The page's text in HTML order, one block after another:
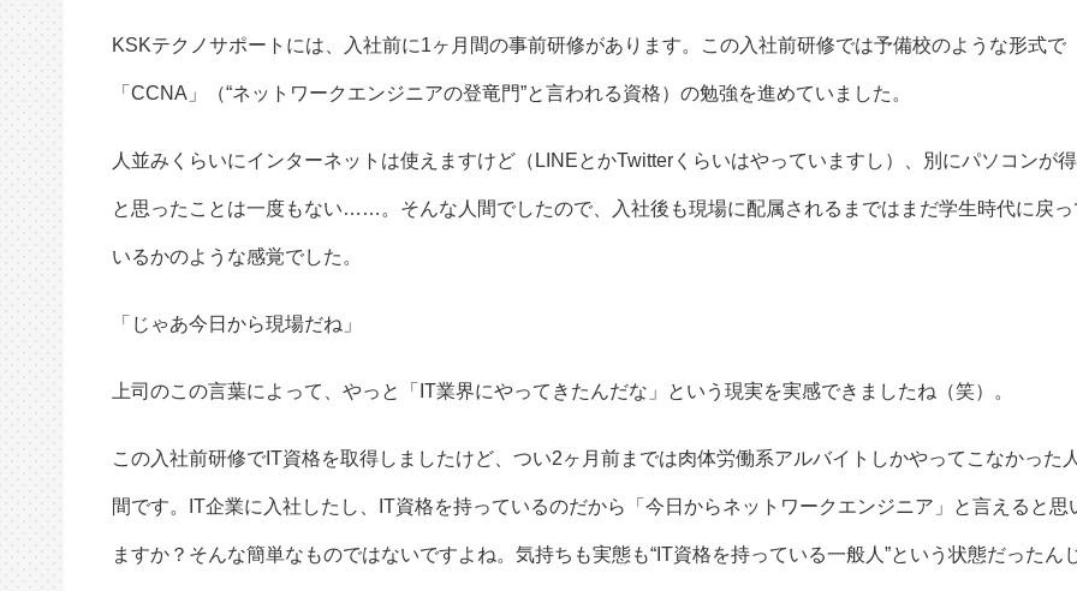
KSKテクノサポートには、入社前に1ヶ月間の事前研修があります。この入社前研修では予備校のような形式で
「CCNA」（“ネットワークエンジニアの登竜門”と言われる資格）の勉強を進めていました。
人並みくらいにインターネットは使えますけど（LINEとかTwitterくらいはやっていますし）、別にパソコンが
と思ったことは一度もない……。そんな人間でしたので、入社後も現場に配属されるまではまだ学生時代に戻っ
いるかのような感覚でした。
「じゃあ今日から現場だね」
上司のこの言葉によって、やっと「IT業界にやってきたんだな」という現実を実感できましたね（笑）。
この入社前研修でIT資格を取得しましたけど、つい2ヶ月前までは肉体労働系アルバイトしかやってこなかった
間です。IT企業に入社したし、IT資格を持っているのだから「今日からネットワークエンジニア」と言えると思
ますか？そんな簡単なものではないですよね。気持ちも実態も“IT資格を持っている一般人”という状態だったん